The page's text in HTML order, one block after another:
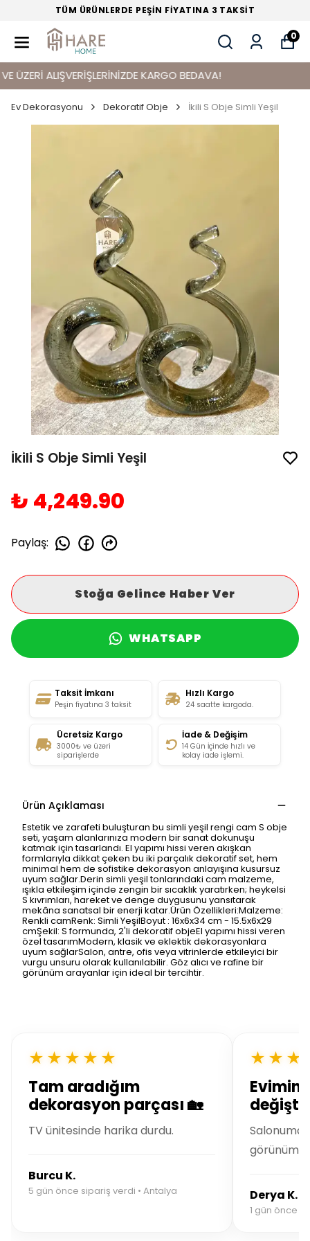
TÜM ÜRÜNLERDE PEŞİN FİYATINA 3 TAKSİT
0
ALIŞVERİŞLERİNİZDE KARGO BEDAVA!
Ev Dekorasyonu Dekoratif Obje İkili S Obje Simli Yeşil
İkili S Obje Simli Yeşil
₺ 4,249.90
Paylaş:
Stoğa Gelince Haber Ver
WHATSAPP
Taksit İmkanı
Peşin fiyatına 3 taksit
Hızlı Kargo
24 saatte kargoda.
Ücretsiz Kargo
3000₺ ve üzeri
siparişlerde
İade & Değişim
14 Gün İçinde hızlı ve
kolay iade işlemi.
Ürün Açıklaması
Estetik ve zarafeti buluşturan bu simli yeşil rengi cam S obje
seti, yaşam alanlarınıza modern bir sanat dokunuşu
katmak için tasarlandı. El yapımı hissi veren akışkan
formlarıyla dikkat çeken bu iki parçalık dekoratif set, hem
minimal hem de sofistike dekorasyon anlayışına kusursuz
uyum sağlar.Derin simli yeşil tonlarındaki cam malzeme,
ışıkla etkileşim içinde zengin bir sıcaklık yaratırken; heykelsi
S kıvrımları, hareket ve denge duygusunu yansıtarak
mekâna sanatsal bir enerji katar.Ürün Özellikleri:Malzeme:
Renkli camRenk: Simli YeşilBoyut : 16x6x34 cm - 15.5x6x29
cmŞekil: S formunda, 2'li dekoratif objeEl yapımı hissi veren
özel tasarımModern, klasik ve eklektik dekorasyonlara
uyum sağlarSalon, antre, ofis veya vitrinlerde etkileyici bir
vurgu unsuru olarak kullanılabilir. Göz alıcı ve rafine bir
görünüm arayanlar için ideal bir tercihtir.
★★★★★
Tam aradığım
dekorasyon parçası 🏡
TV ünitesinde harika durdu.
Burcu K.
5 gün önce sipariş verdi • Antalya
Evimin
Salonuma
görünüm
Derya K.
1 gün önce